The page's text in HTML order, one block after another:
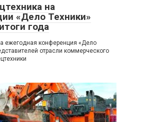
на
«Дело Техники»
года
ежегодная конференция «Дело
отрасли коммерческого